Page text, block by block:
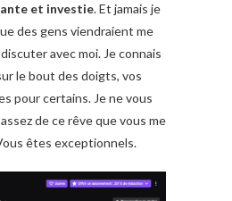
et investie. Et jamais je
des gens viendraient me
avec moi. Je connais
le bout des doigts, vos
pour certains. Je ne vous
de ce rêve que vous me
êtes exceptionnels.